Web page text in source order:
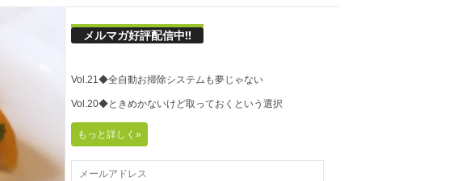
メルマガ好評配信中!!
Vol.21◆全自動お掃除システムも夢じゃない
Vol.20◆ときめかないけど取っておくという選択
もっと詳しく»